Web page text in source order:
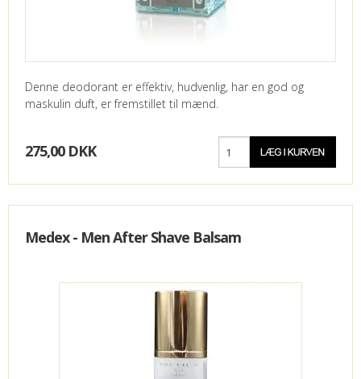
Denne deodorant er effektiv, hudvenlig, har en god og
maskulin duft, er fremstillet til mænd.
275,00 DKK
Medex - Men After Shave Balsam